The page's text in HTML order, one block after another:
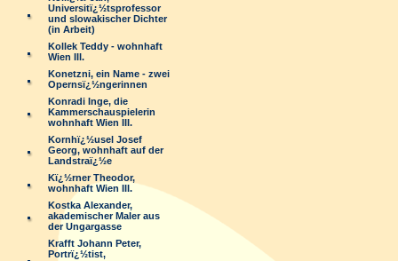
Universitï¿½tsprofessor
und slowakischer Dichter
(in Arbeit)
Kollek Teddy - wohnhaft
Wien III.
Konetzni, ein Name - zwei
Opernsï¿½ngerinnen
Konradi Inge, die
Kammerschauspielerin
wohnhaft Wien III.
Kornhï¿½usel Josef
Georg, wohnhaft auf der
Landstraï¿½e
Kï¿½rner Theodor,
wohnhaft Wien III.
Kostka Alexander,
akademischer Maler aus
der Ungargasse
Krafft Johann Peter,
Portrï¿½tist,